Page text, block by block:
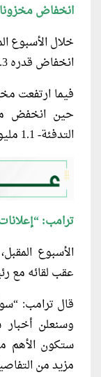
انخفاض
خلال الأسبوع
انخفاض قدره 1.3 مليون برميل.
حين انخفض
التدفئة- 1.1 مليون برميل.
ترامب:
الأسبوع
عقب لقائه مع
قال ترامب:
وسنعلن
ستكون الأهم
مزيد من